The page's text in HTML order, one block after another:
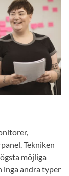
Tekniken
möjliga
inga andra typer